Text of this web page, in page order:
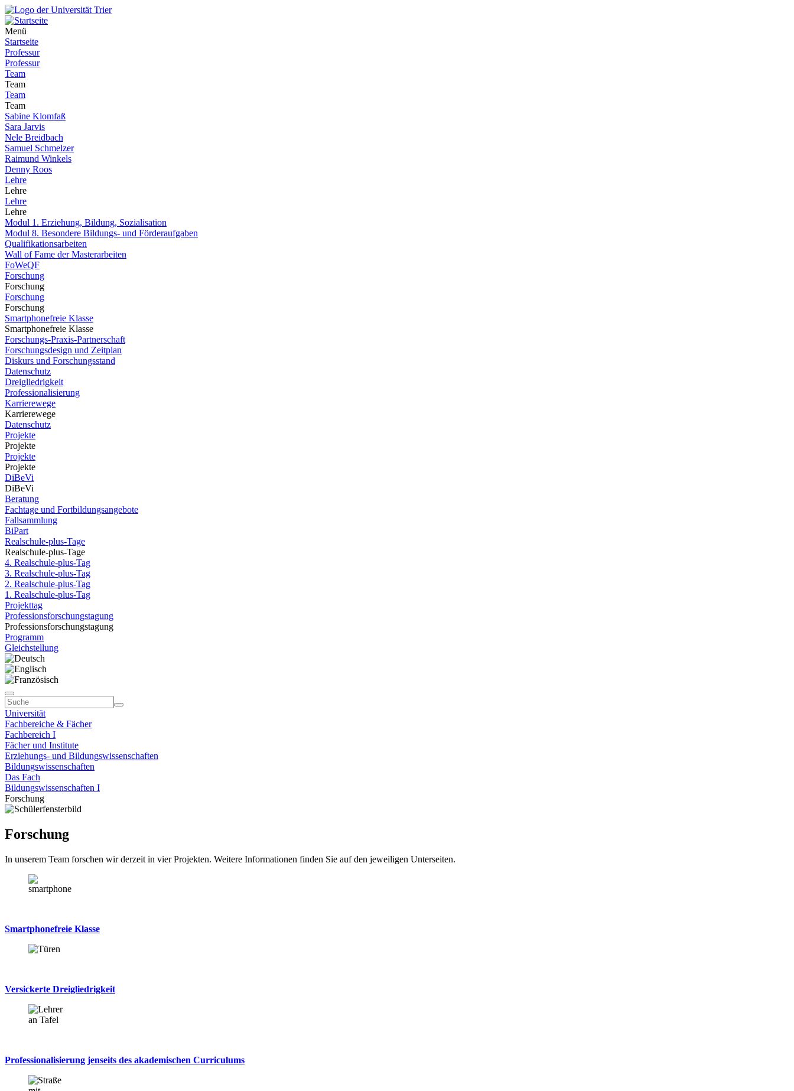
Menü
Startseite
Professur
Professur
Team
Team
Team
Team
Sabine Klomfaß
Sara Jarvis
Nele Breidbach
Samuel Schmelzer
Raimund Winkels
Denny Roos
Lehre
Lehre
Lehre
Lehre
Modul 1. Erziehung, Bildung, Sozialisation
Modul 8. Besondere Bildungs- und Förderaufgaben
Qualifikationsarbeiten
Wall of Fame der Masterarbeiten
FoWeQF
Forschung
Forschung
Forschung
Forschung
Smartphonefreie Klasse
Smartphonefreie Klasse
Forschungs-Praxis-Partnerschaft
Forschungsdesign und Zeitplan
Diskurs und Forschungsstand
Datenschutz
Dreigliedrigkeit
Professionalisierung
Karrierewege
Karrierewege
Datenschutz
Projekte
Projekte
Projekte
Projekte
DiBeVi
DiBeVi
Beratung
Fachtage und Fortbildungsangebote
Fallsammlung
BiPart
Realschule-plus-Tage
Realschule-plus-Tage
4. Realschule-plus-Tag
3. Realschule-plus-Tag
2. Realschule-plus-Tag
1. Realschule-plus-Tag
Projekttag
Professionsforschungstagung
Professionsforschungstagung
Programm
Gleichstellung
Universität
Fachbereiche & Fächer
Fachbereich I
Fächer und Institute
Erziehungs- und Bildungswissenschaften
Bildungswissenschaften
Das Fach
Bildungswissenschaften I
Forschung
Forschung
In unserem Team forschen wir derzeit in vier Projekten. Weitere Informationen finden Sie auf den jeweiligen Unterseiten.
Smartphonefreie Klasse
Versickerte Dreigliedrigkeit
Professionalisierung jenseits des akademischen Curriculums